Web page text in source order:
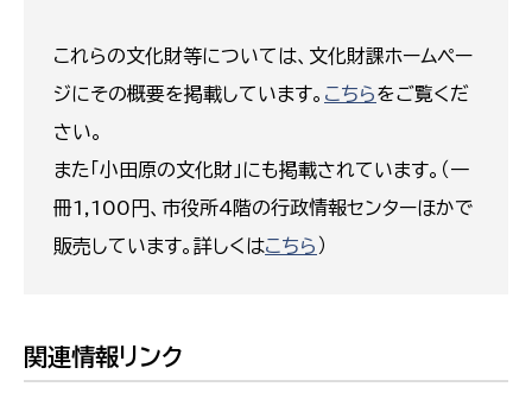
これらの文化財等については、文化財課ホームペー
ジにその概要を掲載しています。 こちらをご覧くだ
さい。
また「小田原の文化財」にも掲載されています。（一
冊1,100円、市役所4階の行政情報センターほかで
販売しています。詳しくはこちら ）
関連情報リンク